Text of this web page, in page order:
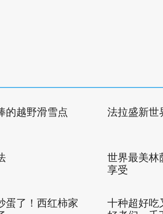
的越野滑雪点 法拉盛新世
世界最美林
享受
蛋了！西红柿家
十种超好吃